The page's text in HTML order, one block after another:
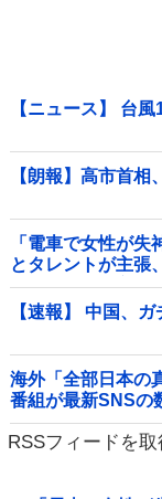
【ニュース】 台
【朗報】高市首相
「電車で女性が失
とタレントが主張
した」と追加主
【速報】 中国、ガ
海外「全部日本の
番組が最新SNSの
RSSフィードを